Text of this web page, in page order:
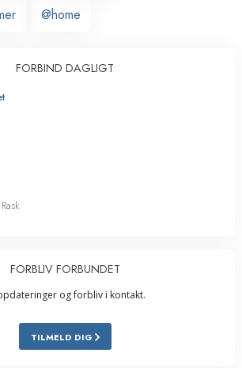
@home
FORBIND DAGLIGT
FORBLIV FORBUNDET
og forbliv i kontakt.
TILMELD DIG